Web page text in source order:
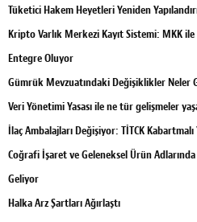
Tüketici Hakem Heyetleri Yeniden
Kripto Varlık Merkezi Kayıt Sistemi: MKK ile
Entegre Oluyor
Gümrük Mevzuatındaki Değişiklikler Neler
Veri Yönetimi Yasası ile ne tür gelişmeler
İlaç Ambalajları Değişiyor: TİTCK
Coğrafi İşaret ve Geleneksel Ürün
Geliyor
Halka Arz Şartları Ağırlaştı